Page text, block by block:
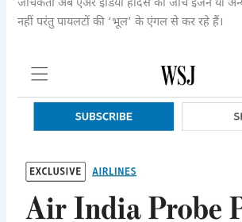
जाँचकर्ता अब एअर इंडिया हादसे की जाँच इंजन या
नहीं परंतु पायलटों की ‘भूल’ के एंगल से कर रहे हैं।